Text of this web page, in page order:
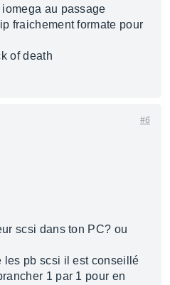
au passage
fraichement formate pour
of death
#6
scsi dans ton PC? ou
les pb scsi il est conseillé
1 par 1 pour en